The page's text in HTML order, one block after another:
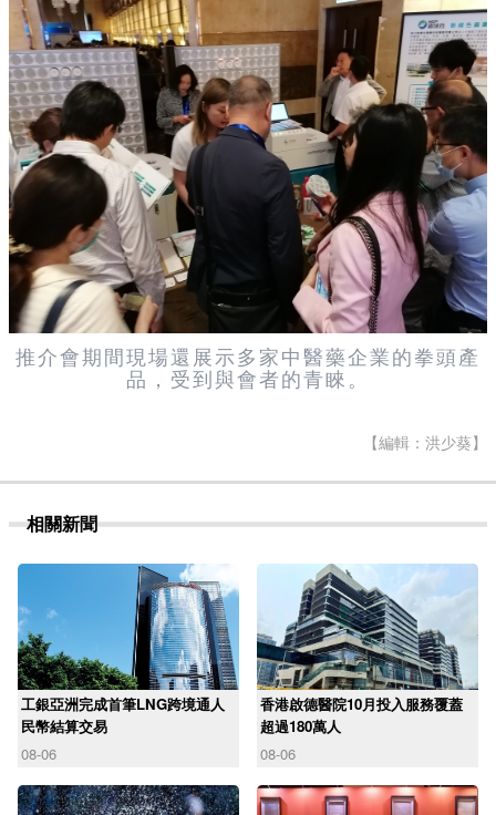
推介會期間現場還展示多家中醫藥企業的拳頭產
品，受到與會者的青睞。
【編輯：洪少葵】
相關新聞
工銀亞洲完成首筆LNG跨境通人
民幣結算交易
08-06
香港啟德醫院10月投入服務覆蓋
超過180萬人
08-06